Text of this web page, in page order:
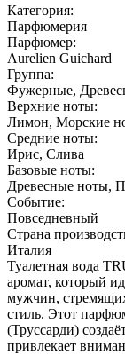
Категория:
Парфюмерия
Парфюмер:
Aurelien Guichard
Группа:
Фужерные,
Верхние ноты:
Лимон, Морские
Средние ноты:
Ирис, Слива
Базовые ноты:
Древесные ноты,
Событие:
Повседневный
Страна
Италия
Туалетная вода
аромат, который
мужчин,
стиль. Этот
(Труссарди)
привлекает